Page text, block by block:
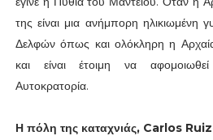
της είναι μια ανήμπορη ηλικιωμένη
Δελφών όπως και ολόκληρη η
και είναι έτοιμη να
Αυτοκρατορία.
Η πόλη της καταχνιάς, Carlos